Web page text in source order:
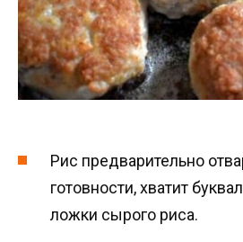
Рис предварительно
готовности, хватит
ложки сырого риса.